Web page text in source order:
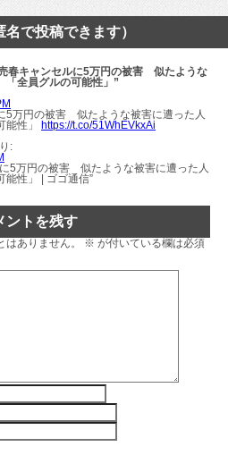
名で投稿できます）
春キャンセルに5万円の被害 似たような
全員グルの可能性」”
5万円の被害 似たような被害に遭った人
性」 https://t.co/51WhEVkxAi
:
5万円の被害 似たような被害に遭った人
性」 | ゴゴ通信”
ントを残す
ありません。 ※ が付いている欄は必須